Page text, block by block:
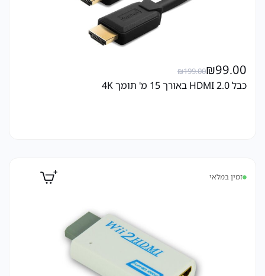
₪199.00₪99.00
כבל HDMI 2.0 באורך 15 מ' תומך 4K
זמין במלאי